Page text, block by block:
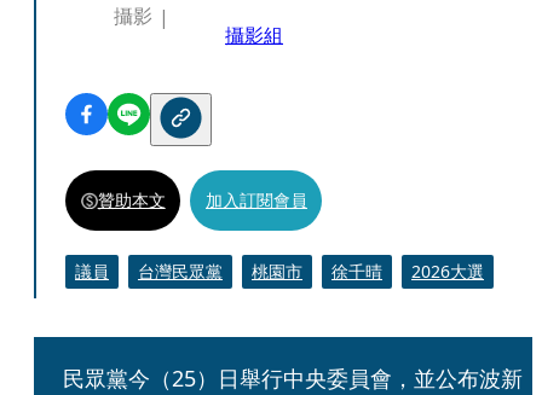
攝影
攝影組
贊助本文 加入訂閱會員
議員 台灣民眾黨 桃園市 徐千晴 2026大選
民眾黨今（25）日舉行中央委員會，並公布波新